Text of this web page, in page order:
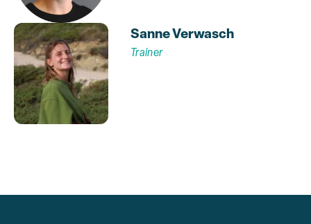
Sanne Verwasch
Trainer